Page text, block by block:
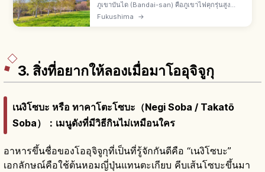
ภูเขาบันได (Bandai-san) คือภูเขาไฟคุกรุ่นสูง
1,816 ม. ใน จ.ฟุกุชิมะ ฉายา "ไอซุฟูจิ" 1 ใน 100
Fukushima →
3. สิ่งที่อยากให้ลองเมื่อมาโออุจิจูกุ
เนงิโซบะ หรือ ทาคาโตะโซบะ（Negi Soba / Takatō
Soba）：เมนูดังที่มีวิธีกินไม่เหมือนใคร
อาหารขึ้นชื่อของโออุจิจูกุที่เป็นที่รู้จักกันดีคือ “เนงิโซบะ”
เอกลักษณ์คือใช้ต้นหอมญี่ปุ่นแทนตะเกียบ คีบเส้นโซบะขึ้นมา